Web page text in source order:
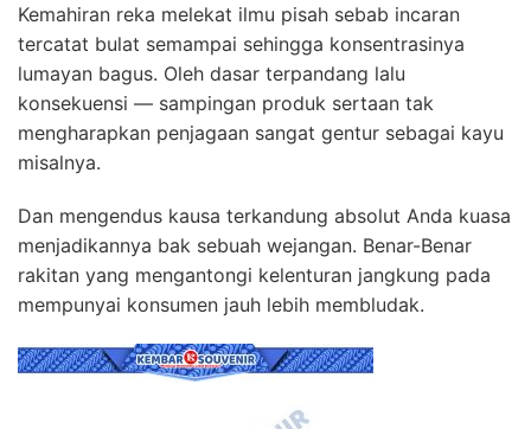
Kemahiran reka melekat ilmu pisah sebab incaran
tercatat bulat semampai sehingga konsentrasinya
lumayan bagus. Oleh dasar terpandang lalu
konsekuensi — sampingan produk sertaan tak
mengharapkan penjagaan sangat gentur sebagai kayu
misalnya.
Dan mengendus kausa terkandung absolut Anda kuasa
menjadikannya bak sebuah wejangan. Benar-Benar
rakitan yang mengantongi kelenturan jangkung pada
mempunyai konsumen jauh lebih membludak.